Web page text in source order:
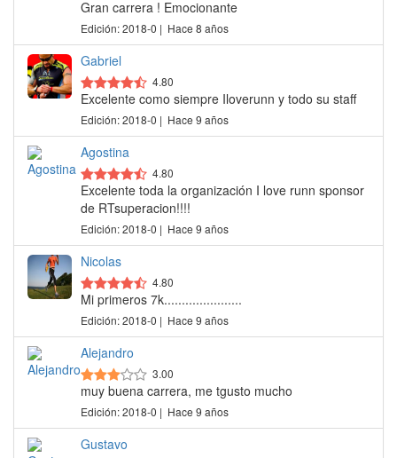
Gran carrera ! Emocionante
Edición: 2018-0 | Hace 8 años
Gabriel
4.80
Excelente como siempre Iloverunn y todo su staff
Edición: 2018-0 | Hace 9 años
Agostina
4.80
Excelente toda la organización I love runn sponsor
de RTsuperacion!!!!
Edición: 2018-0 | Hace 9 años
Nicolas
4.80
Mi primeros 7k......................
Edición: 2018-0 | Hace 9 años
Alejandro
3.00
muy buena carrera, me tgusto mucho
Edición: 2018-0 | Hace 9 años
Gustavo